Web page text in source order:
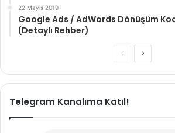
22 Mayıs 2019
Google Ads / AdWords Dönüşüm
(Detaylı Rehber)
ÖncekiSonraki
Telegram Kanalıma Katıl!